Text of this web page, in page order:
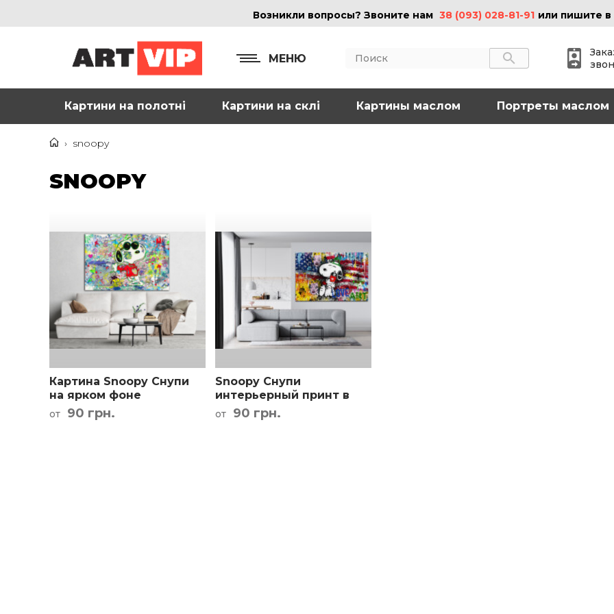
Возникли вопросы? Звоните нам 38 (093) 028-81-91 или пишите в
МЕНЮ
Картини на полотні Картини на склі Картины маслом Портреты маслом
› snoopy
SNOOPY
Картина Snoopy Снупи
на ярком фоне
от 90 грн.
Snoopy Снупи
интерьерный принт в
детскую
от 90 грн.
КОНТАКТЫ
Адрес
г. Харьков, ул.
Смольная 32 (3 этаж),
м. Спортивная
Карта проезда
ИНФОРМАЦИЯ